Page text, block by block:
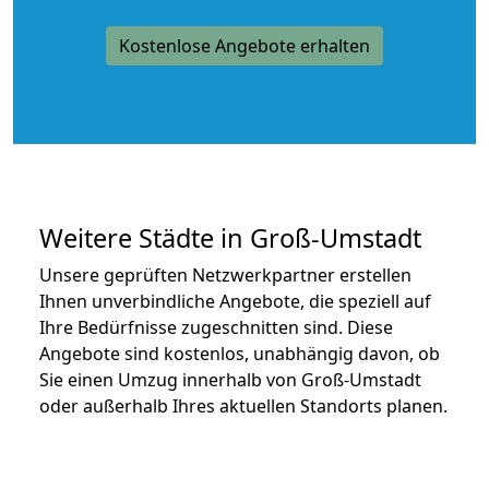
Kostenlose Angebote erhalten
Weitere Städte in Groß-Umstadt
Unsere geprüften Netzwerkpartner erstellen
Ihnen unverbindliche Angebote, die speziell auf
Ihre Bedürfnisse zugeschnitten sind. Diese
Angebote sind kostenlos, unabhängig davon, ob
Sie einen Umzug innerhalb von Groß-Umstadt
oder außerhalb Ihres aktuellen Standorts planen.